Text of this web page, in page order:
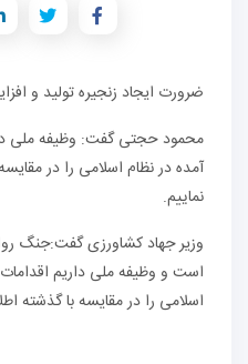
ضرورت ایجاد زنجیره تولید و
محمود حجتی گفت: وظیفه ملی
آمده در نظام اسلامی را در
نماییم.
وزیر جهاد کشاورزی گفت:جنگ‌
است و وظیفه ملی داریم
اسلامی را در مقایسه با گذشته